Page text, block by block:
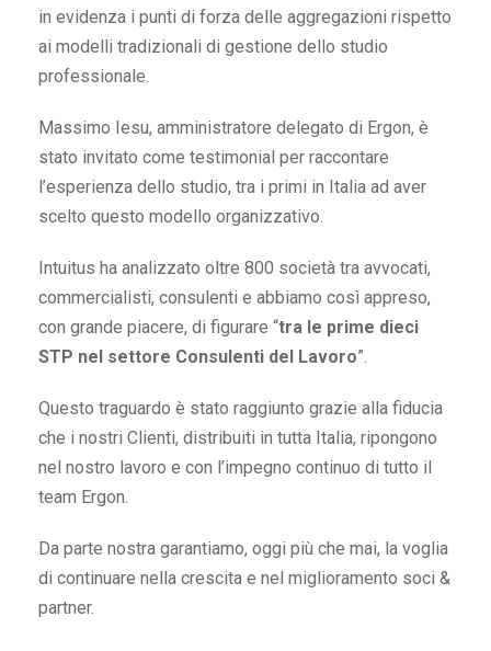
in evidenza i punti di forza delle aggregazioni rispetto
ai modelli tradizionali di gestione dello studio
professionale.
Massimo Iesu, amministratore delegato di Ergon, è
stato invitato come testimonial per raccontare
l’esperienza dello studio, tra i primi in Italia ad aver
scelto questo modello organizzativo.
Intuitus ha analizzato oltre 800 società tra avvocati,
commercialisti, consulenti e abbiamo così appreso,
con grande piacere, di figurare “tra le prime dieci
STP nel settore Consulenti del Lavoro”.
Questo traguardo è stato raggiunto grazie alla fiducia
che i nostri Clienti, distribuiti in tutta Italia, ripongono
nel nostro lavoro e con l’impegno continuo di tutto il
team Ergon.
Da parte nostra garantiamo, oggi più che mai, la voglia
di continuare nella crescita e nel miglioramento soci &
partner.